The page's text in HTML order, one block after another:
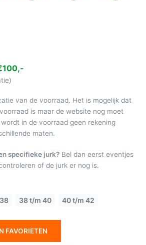
van de voorraad. Het is mogelijk dat
is maar de website nog moet
in de voorraad geen rekening
maten.
specifieke jurk? Bel dan eerst eventjes
of de jurk er nog is.
38 t/m 40 40 t/m 42
FAVORIETEN